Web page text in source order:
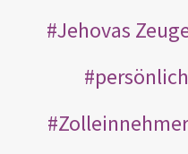
Jehovas
persönlich
Zolleinnehmer